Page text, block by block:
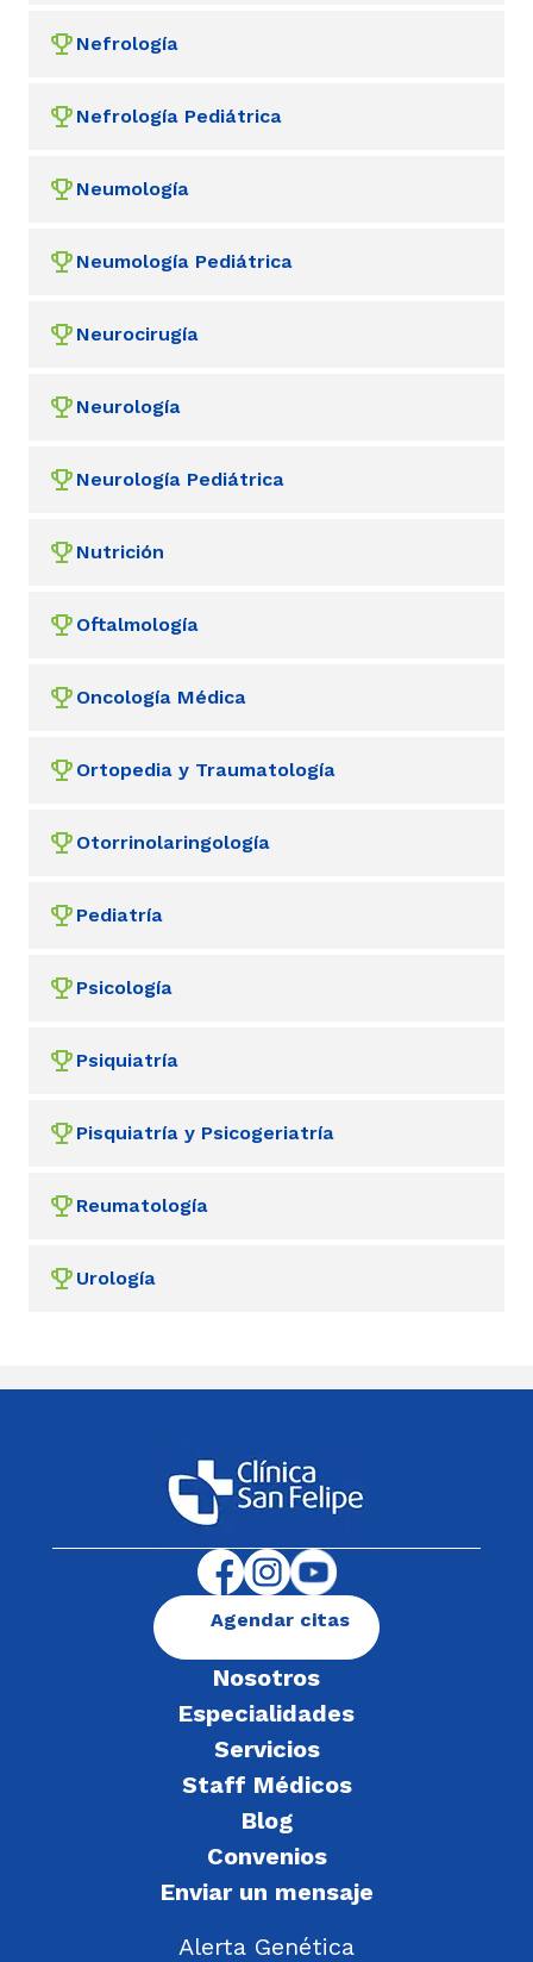
Nefrología
Nefrología Pediátrica
Neumología
Neumología Pediátrica
Neurocirugía
Neurología
Neurología Pediátrica
Nutrición
Oftalmología
Oncología Médica
Ortopedia y Traumatología
Otorrinolaringología
Pediatría
Psicología
Psiquiatría
Pisquiatría y Psicogeriatría
Reumatología
Urología
Nosotros
Especialidades
Servicios
Staff Médicos
Blog
Convenios
Enviar un mensaje
Alerta Genética
Agendar citas